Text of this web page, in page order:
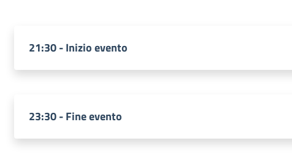
21:30 - Inizio evento
23:30 - Fine evento